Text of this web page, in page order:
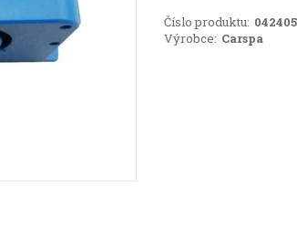
Číslo produktu:
Výrobce: Carspa